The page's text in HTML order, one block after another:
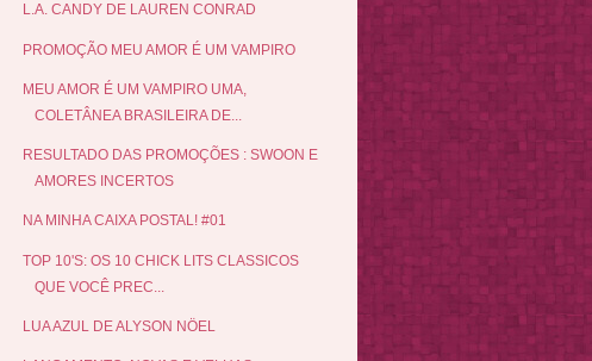
L.A. CANDY DE LAUREN CONRAD
PROMOÇÃO MEU AMOR É UM VAMPIRO
MEU AMOR É UM VAMPIRO UMA,
COLETÂNEA BRASILEIRA DE...
RESULTADO DAS PROMOÇÕES : SWOON E
AMORES INCERTOS
NA MINHA CAIXA POSTAL! #01
TOP 10'S: OS 10 CHICK LITS CLASSICOS
QUE VOCÊ PREC...
LUA AZUL DE ALYSON NÖEL